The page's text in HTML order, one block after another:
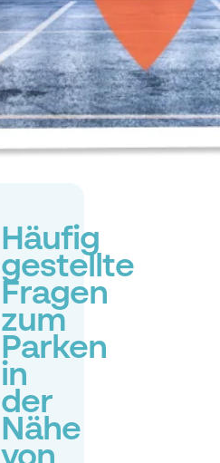
Häufig
gestellte
Fragen
zum
Parken
in
der
Nähe